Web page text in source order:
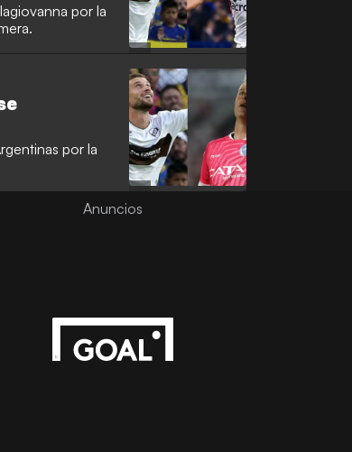
por la
por la